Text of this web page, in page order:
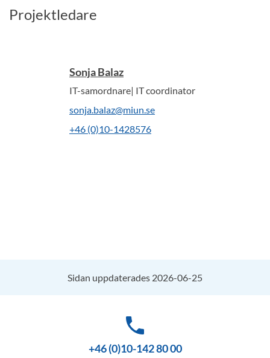
Projektledare
Sonja Balaz
IT-samordnare| IT coordinator
sonja.balaz@miun.se
+46 (0)10-1428576
Sidan uppdaterades 2026-06-25
phone
+46 (0)10-142 80 00